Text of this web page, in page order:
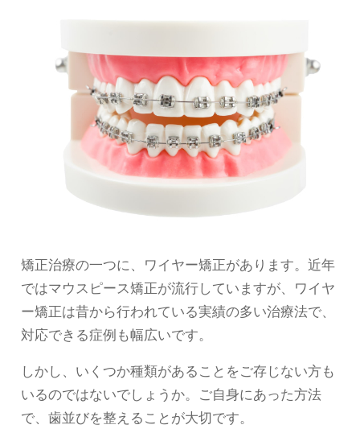
矯正治療の一つに、ワイヤー矯正があります。近年
ではマウスピース矯正が流行していますが、ワイヤ
ー矯正は昔から行われている実績の多い治療法で、
対応できる症例も幅広いです。
しかし、いくつか種類があることをご存じない方も
いるのではないでしょうか。ご自身にあった方法
で、歯並びを整えることが大切です。